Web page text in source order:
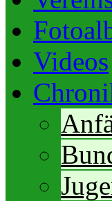
Videos